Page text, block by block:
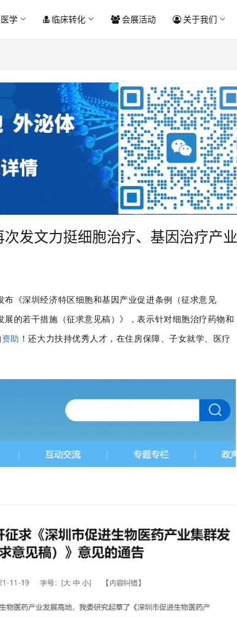
学 临床转化 会展活动 关于我们
发文力挺细胞治疗、基因治疗产业
布《深圳经济特区细胞和基因产业促进条例（征求意见
展的若干措施 （征求意见稿） 》，表示针对细胞治疗药物和
资助 ！还大力扶持优秀人才， 在住房保障、子女就学、医疗